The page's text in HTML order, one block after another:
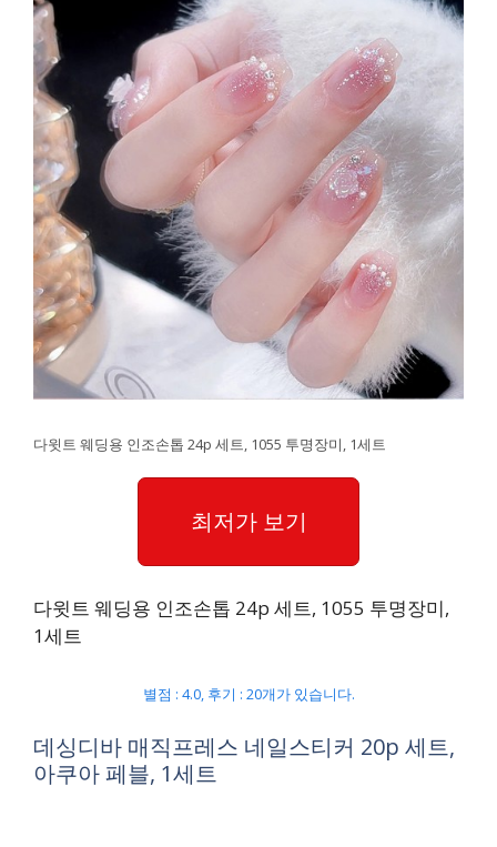
다윗트 웨딩용 인조손톱 24p 세트, 1055 투명장미, 1세트
최저가 보기
다윗트 웨딩용 인조손톱 24p 세트, 1055 투명장미,
1세트
별점 : 4.0, 후기 : 20개가 있습니다.
데싱디바 매직프레스 네일스티커 20p 세트,
아쿠아 페블, 1세트